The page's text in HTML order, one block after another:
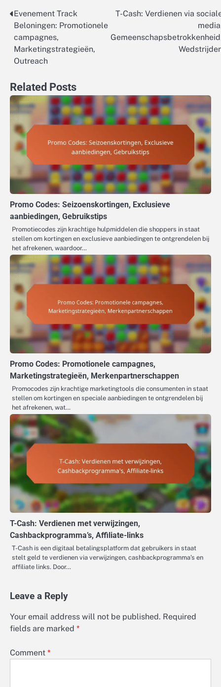
Post
navigation
Evenement Track
Beloningen: Promotionele
campagnes,
Marketingstrategieën,
Outreach
T-Cash: Verdienen via
Related Posts
Promo Codes: Seizoenskortingen, Exclusieve
aanbiedingen, Gebruikstips
Promotiecodes zijn krachtige hulpmiddelen die shoppers in staat
stellen om kortingen en exclusieve aanbiedingen te ontgrendelen bij
het afrekenen, waardoor…
Promo Codes: Promotionele campagnes,
Marketingstrategieën, Merkenpartnerschappen
Promocodes zijn krachtige marketingtools die consumenten in staat
stellen om kortingen en speciale aanbiedingen te ontgrendelen bij
het afrekenen, wat…
T-Cash: Verdienen met verwijzingen,
Cashbackprogramma’s, Affiliate-links
T-Cash is een digitaal betalingsplatform dat gebruikers in staat
stelt geld te verdienen via verwijzingen, cashbackprogramma’s en
affiliate links. Door…
Leave a Reply
Your email address will not be published. Required
fields are marked *
Comment *